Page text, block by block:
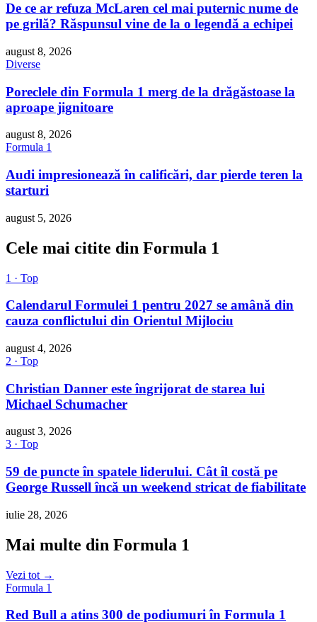
De ce ar refuza McLaren cel mai puternic nume de
pe grilă? Răspunsul vine de la o legendă a echipei
august 8, 2026
Diverse
Poreclele din Formula 1 merg de la drăgăstoase la
aproape jignitoare
august 8, 2026
Formula 1
Audi impresionează în calificări, dar pierde teren la
starturi
august 5, 2026
Cele mai citite din Formula 1
1 · Top
Calendarul Formulei 1 pentru 2027 se amână din
cauza conflictului din Orientul Mijlociu
august 4, 2026
2 · Top
Christian Danner este îngrijorat de starea lui
Michael Schumacher
august 3, 2026
3 · Top
59 de puncte în spatele liderului. Cât îl costă pe
George Russell încă un weekend stricat de fiabilitate
iulie 28, 2026
Mai multe din Formula 1
Vezi tot →
Formula 1
Red Bull a atins 300 de podiumuri în Formula 1